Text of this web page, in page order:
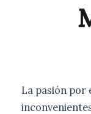
La pasión por